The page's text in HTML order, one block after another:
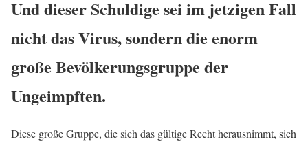
Und dieser Schuldige sei im jetzigen Fall
nicht das Virus, sondern die enorm
große Bevölkerungsgruppe der
Ungeimpften.
Diese große Gruppe, die sich das gültige Recht herausnimmt, sich